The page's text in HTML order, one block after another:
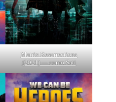
Matrix Resurrections
(2021) — como Sati